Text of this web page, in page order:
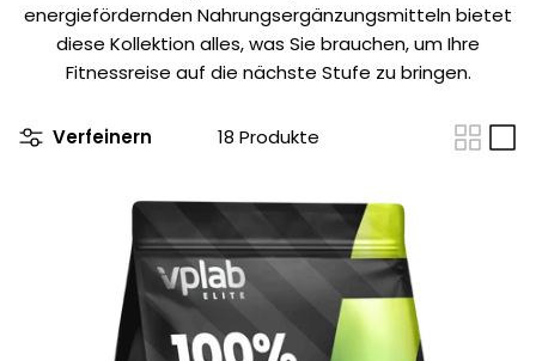
energiefördernden Nahrungsergänzungsmitteln bietet
diese Kollektion alles, was Sie brauchen, um Ihre
Fitnessreise auf die nächste Stufe zu bringen.
Verfeinern 18 Produkte